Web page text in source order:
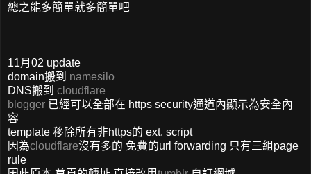
總之能多簡單就多簡單吧
11月02 update
domain搬到 namesilo
DNS搬到 cloudflare
blogger 已經可以全部在 https security通道內顯示為安全內
容
template 移除所有非https的 ext. script
因為cloudflare沒有多的 免費的url forwarding 只有三組page
rule